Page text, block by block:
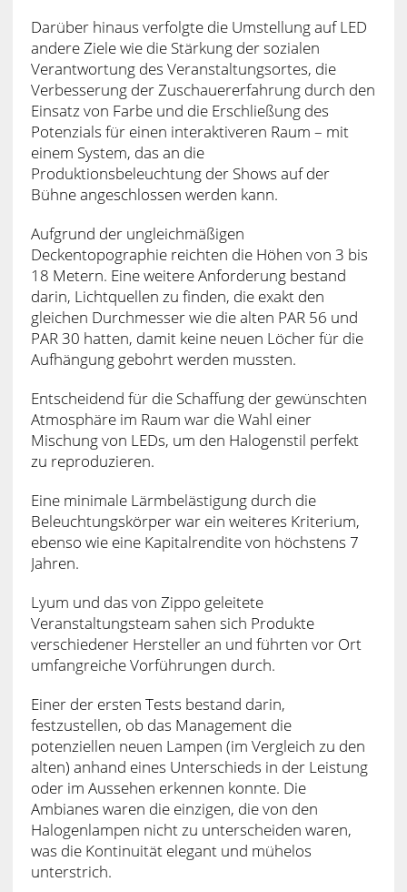
Darüber hinaus verfolgte die Umstellung auf LED
andere Ziele wie die Stärkung der sozialen
Verantwortung des Veranstaltungsortes, die
Verbesserung der Zuschauererfahrung durch den
Einsatz von Farbe und die Erschließung des
Potenzials für einen interaktiveren Raum – mit
einem System, das an die
Produktionsbeleuchtung der Shows auf der
Bühne angeschlossen werden kann.
Aufgrund der ungleichmäßigen
Deckentopographie reichten die Höhen von 3 bis
18 Metern. Eine weitere Anforderung bestand
darin, Lichtquellen zu finden, die exakt den
gleichen Durchmesser wie die alten PAR 56 und
PAR 30 hatten, damit keine neuen Löcher für die
Aufhängung gebohrt werden mussten.
Entscheidend für die Schaffung der gewünschten
Atmosphäre im Raum war die Wahl einer
Mischung von LEDs, um den Halogenstil perfekt
zu reproduzieren.
Eine minimale Lärmbelästigung durch die
Beleuchtungskörper war ein weiteres Kriterium,
ebenso wie eine Kapitalrendite von höchstens 7
Jahren.
Lyum und das von Zippo geleitete
Veranstaltungsteam sahen sich Produkte
verschiedener Hersteller an und führten vor Ort
umfangreiche Vorführungen durch.
Einer der ersten Tests bestand darin,
festzustellen, ob das Management die
potenziellen neuen Lampen (im Vergleich zu den
alten) anhand eines Unterschieds in der Leistung
oder im Aussehen erkennen konnte. Die
Ambianes waren die einzigen, die von den
Halogenlampen nicht zu unterscheiden waren,
was die Kontinuität elegant und mühelos
unterstrich.